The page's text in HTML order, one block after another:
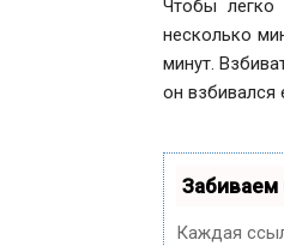
Чтобы легко
несколько
минут.
он взбивался
Каждая